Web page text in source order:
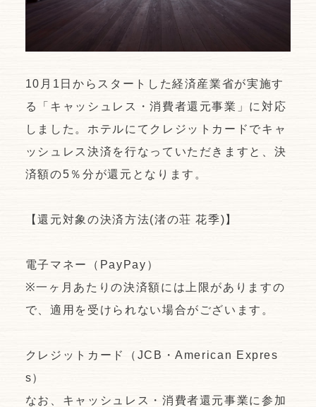
10月1日からスタートした経済産業省が実施す
る「キャッシュレス・消費者還元事業」に対応
しました。ホテルにてクレジットカードでキャ
ッシュレス決済を行なっていただきますと、決
済額の5％分が還元となります。
【還元対象の決済方法(渚の荘 花季)】
電子マネー（PayPay）
※一ヶ月あたりの決済額には上限がありますの
で、適用を受けられない場合がございます。
クレジットカード（JCB・American Expres
s）
なお、キャッシュレス・消費者還元事業に参加